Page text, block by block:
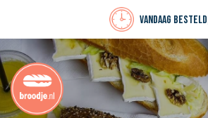
Vandaag besteld,